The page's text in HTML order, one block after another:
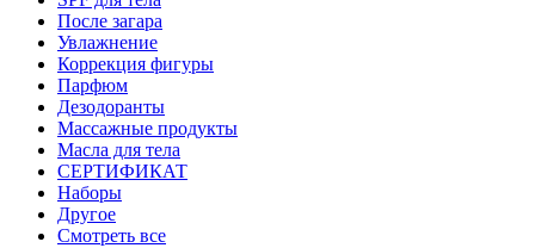
После загара
Увлажнение
Коррекция фигуры
Парфюм
Дезодоранты
Массажные продукты
Масла для тела
СЕРТИФИКАТ
Наборы
Другое
Смотреть все